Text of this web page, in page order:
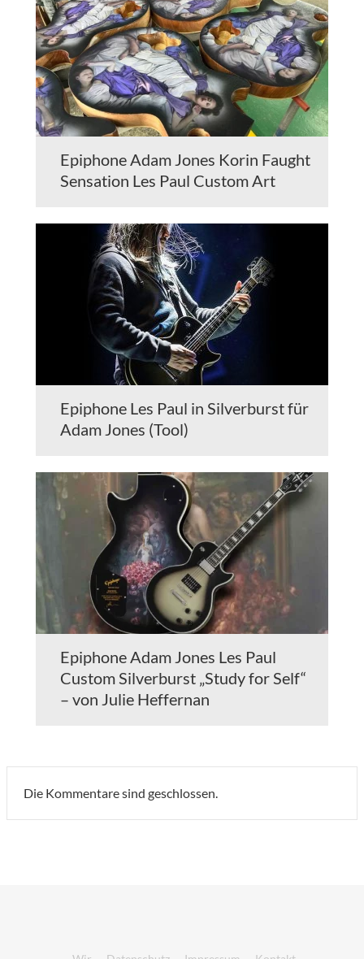
Epiphone Adam Jones Korin Faught
Sensation Les Paul Custom Art
Epiphone Les Paul in Silverburst für
Adam Jones (Tool)
Epiphone Adam Jones Les Paul
Custom Silverburst „Study for Self“
– von Julie Heffernan
Die Kommentare sind geschlossen.